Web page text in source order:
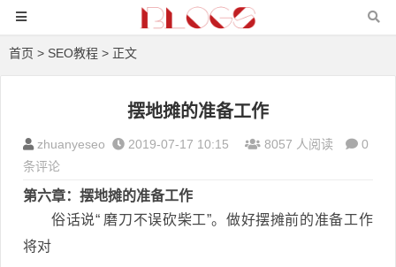
首页 > SEO教程 > 正文
摆地摊的准备工作
zhuanyeseo 2019-07-17 10:15 8057 人阅读
0
条评论
第六章：摆地摊的准备工作
俗话说“ 磨刀不误砍柴工”。做好摆摊前的准备工作
将对